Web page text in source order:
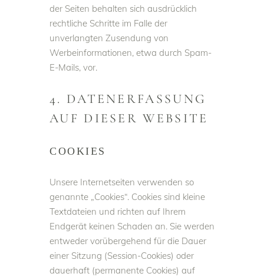
der Seiten behalten sich ausdrücklich
rechtliche Schritte im Falle der
unverlangten Zusendung von
Werbeinformationen, etwa durch Spam-
E-Mails, vor.
4. DATENERFASSUNG
AUF DIESER WEBSITE
COOKIES
Unsere Internetseiten verwenden so
genannte „Cookies“. Cookies sind kleine
Textdateien und richten auf Ihrem
Endgerät keinen Schaden an. Sie werden
entweder vorübergehend für die Dauer
einer Sitzung (Session-Cookies) oder
dauerhaft (permanente Cookies) auf